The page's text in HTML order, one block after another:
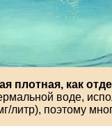
плотная, как
воде,
литр), поэтому